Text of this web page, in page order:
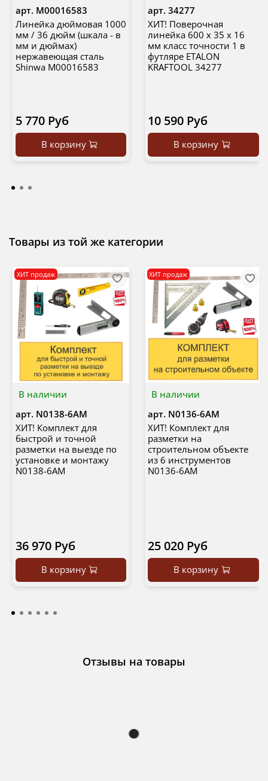
арт. М00016583
Линейка дюймовая 1000
мм / 36 дюйм (шкала - в
мм и дюймах)
нержавеющая сталь
Shinwa М00016583
5 770 Руб
В корзину
арт. 34277
ХИТ! Поверочная
линейка 600 х 35 х 16
мм класс точности 1 в
футляре ETALON
KRAFTOOL 34277
10 590 Руб
В корзину
Товары из той же категории
В наличии
ХИТ продаж
арт. N0138-6AM
ХИТ! Комплект для
быстрой и точной
разметки на выезде по
установке и монтажу
N0138-6AM
36 970 Руб
В корзину
В наличии
ХИТ продаж
арт. N0136-6AM
ХИТ! Комплект для
разметки на
строительном объекте
из 6 инструментов
N0136-6AM
25 020 Руб
В корзину
Отзывы на товары